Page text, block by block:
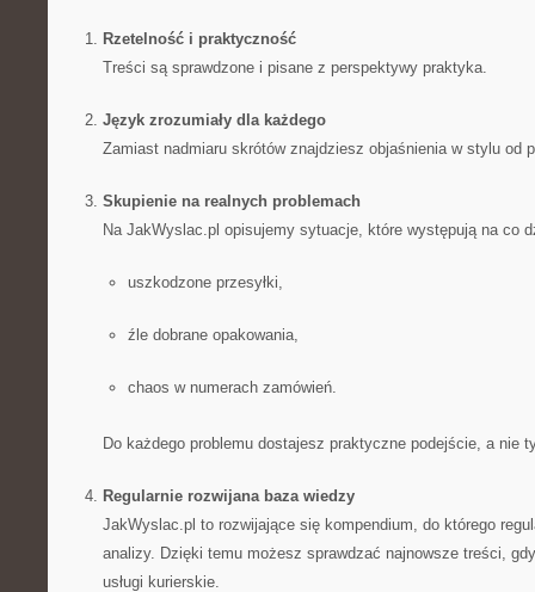
Rzetelność i praktyczność
Treści są sprawdzone i pisane z perspektywy praktyka.
Język zrozumiały dla każdego
Zamiast nadmiaru skrótów znajdziesz objaśnienia w stylu od
Skupienie na realnych problemach
Na JakWyslac.pl opisujemy sytuacje, które występują na co
uszkodzone przesyłki,
źle dobrane opakowania,
chaos w numerach zamówień.
Do każdego problemu dostajesz praktyczne podejście, a nie
Regularnie rozwijana baza wiedzy
JakWyslac.pl to rozwijające się kompendium, do którego
analizy. Dzięki temu możesz sprawdzać najnowsze treści,
usługi kurierskie.